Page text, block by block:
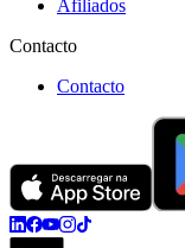
Afiliados
Contacto
Contacto